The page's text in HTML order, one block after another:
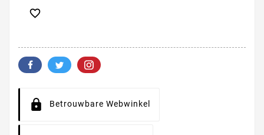

Betrouwbare Webwinkel